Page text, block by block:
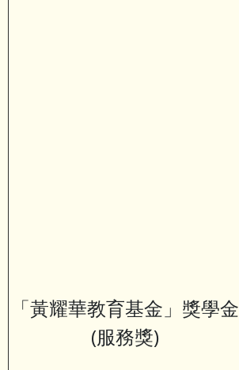
「黃耀華教育基金」獎學金
(服務獎)